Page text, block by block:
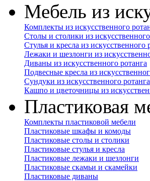
Мебель из
Комплекты из искусственного
Столы и столики из
Стулья и кресла из искусственного
Лежаки и шезлонги из
Диваны из искусственного ротанга
Подвесные кресла из
Сундуки из искусственного ротанга
Кашпо и цветочницы из
Пластиковая
Комплекты пластиковой мебели
Пластиковые шкафы и комоды
Пластиковые столы и столики
Пластиковые стулья и кресла
Пластиковые лежаки и шезлонги
Пластиковые скамьи и скамейки
Пластиковые диваны